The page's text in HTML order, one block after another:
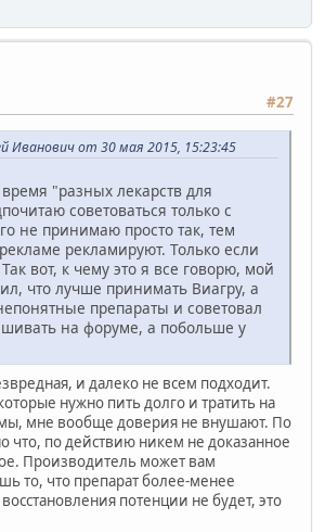
#27
Иванович от 30 мая 2015, 15:23:45
"разных лекарств для
советоваться только с
не принимаю просто так, тем
рекламируют. Только если
вот, к чему это я все говорю, мой
что лучше принимать Виагру, а
препараты и советовал
на форуме, а побольше у
и далеко не всем подходит.
нужно пить долго и тратить на
мне вообще доверия не внушают. По
что, по действию никем не доказанное
Производитель может вам
то, что препарат более-менее
потенции не будет, это